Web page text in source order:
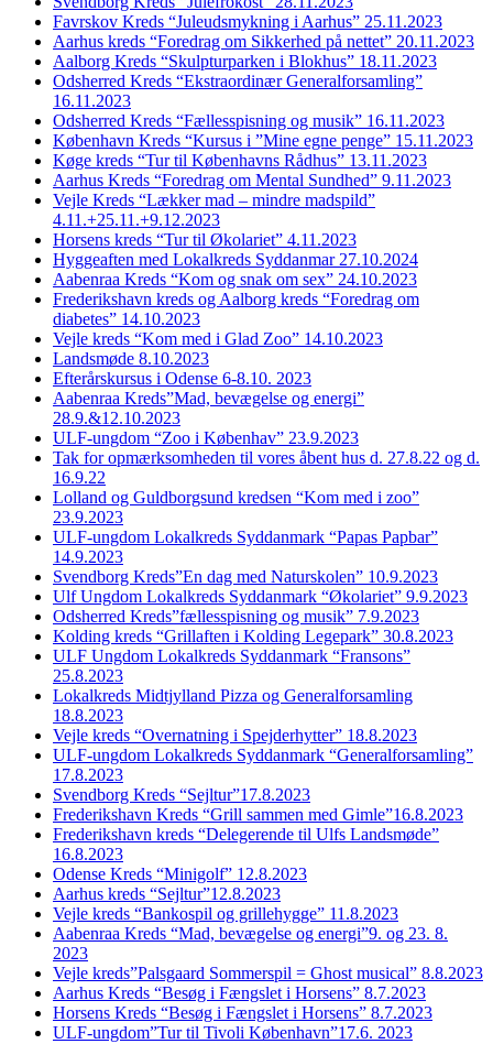
Favrskov Kreds “Juleudsmykning i Aarhus” 25.11.2023
Aarhus kreds “Foredrag om Sikkerhed på nettet” 20.11.2023
Aalborg Kreds “Skulpturparken i Blokhus” 18.11.2023
Odsherred Kreds “Ekstraordinær Generalforsamling”
16.11.2023
Odsherred Kreds “Fællesspisning og musik” 16.11.2023
København Kreds “Kursus i ”Mine egne penge” 15.11.2023
Køge kreds “Tur til Københavns Rådhus” 13.11.2023
Aarhus Kreds “Foredrag om Mental Sundhed” 9.11.2023
Vejle Kreds “Lækker mad – mindre madspild”
4.11.+25.11.+9.12.2023
Horsens kreds “Tur til Økolariet” 4.11.2023
Hyggeaften med Lokalkreds Syddanmar 27.10.2024
Aabenraa Kreds “Kom og snak om sex” 24.10.2023
Frederikshavn kreds og Aalborg kreds “Foredrag om
diabetes” 14.10.2023
Vejle kreds “Kom med i Glad Zoo” 14.10.2023
Landsmøde 8.10.2023
Efterårskursus i Odense 6-8.10. 2023
Aabenraa Kreds”Mad, bevægelse og energi”
28.9.&12.10.2023
ULF-ungdom “Zoo i Københav” 23.9.2023
Tak for opmærksomheden til vores åbent hus d. 27.8.22 og d.
16.9.22
Lolland og Guldborgsund kredsen “Kom med i zoo”
23.9.2023
ULF-ungdom Lokalkreds Syddanmark “Papas Papbar”
14.9.2023
Svendborg Kreds”En dag med Naturskolen” 10.9.2023
Ulf Ungdom Lokalkreds Syddanmark “Økolariet” 9.9.2023
Odsherred Kreds”fællesspisning og musik” 7.9.2023
Kolding kreds “Grillaften i Kolding Legepark” 30.8.2023
ULF Ungdom Lokalkreds Syddanmark “Fransons”
25.8.2023
Lokalkreds Midtjylland Pizza og Generalforsamling
18.8.2023
Vejle kreds “Overnatning i Spejderhytter” 18.8.2023
ULF-ungdom Lokalkreds Syddanmark “Generalforsamling”
17.8.2023
Svendborg Kreds “Sejltur”17.8.2023
Frederikshavn Kreds “Grill sammen med Gimle”16.8.2023
Frederikshavn kreds “Delegerende til Ulfs Landsmøde”
16.8.2023
Odense Kreds “Minigolf” 12.8.2023
Aarhus kreds “Sejltur”12.8.2023
Vejle kreds “Bankospil og grillehygge” 11.8.2023
Aabenraa Kreds “Mad, bevægelse og energi”9. og 23. 8.
2023
Vejle kreds”Palsgaard Sommerspil = Ghost musical” 8.8.2023
Aarhus Kreds “Besøg i Fængslet i Horsens” 8.7.2023
Horsens Kreds “Besøg i Fængslet i Horsens” 8.7.2023
ULF-ungdom”Tur til Tivoli København”17.6. 2023